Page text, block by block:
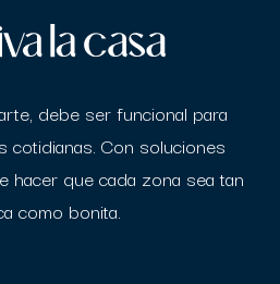
debe ser funcional para
cotidianas. Con soluciones
hacer que cada zona sea tan
como bonita.